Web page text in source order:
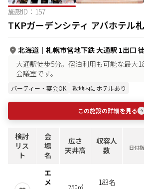
施設ID： 157
TKPガーデンシティ アパホテル
北海道 ｜ 札幌市営地下鉄 大通駅 1出口
大通駅徒歩5分。宿泊利用も可能な最大
会議室です。
パーティー・宴会OK 敷地内にホテルあり
この施設の詳細を見る
検討
リス
ト
会
場
名
広さ
天井高
収容人
数
日付
エ
メ
250㎡
183名